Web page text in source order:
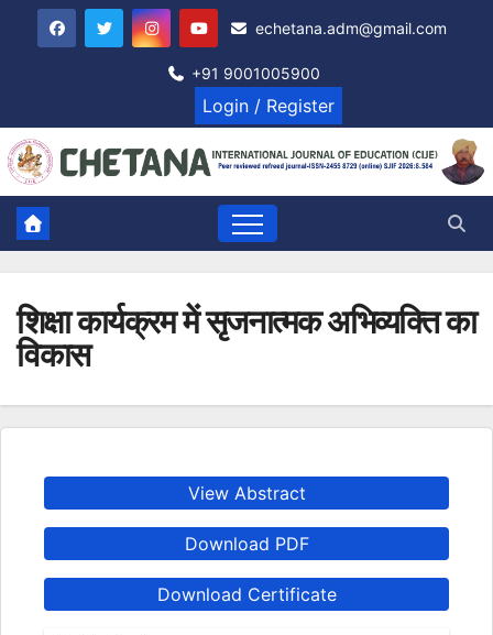
echetana.adm@gmail.com
+91 9001005900
Login / Register
शिक्षा कार्यक्रम में सृजनात्मक अभिव्यक्ति का
विकास
View Abstract
Download PDF
Download Certificate